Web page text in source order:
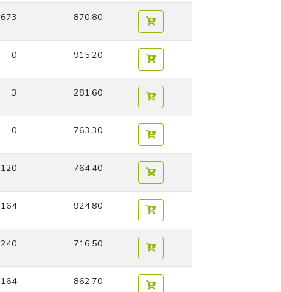
673 870,80
0 915,20
3 281,60
0 763,30
120 764,40
164 924,80
240 716,50
164 862,70